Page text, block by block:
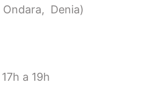
Ondara, Denia)
a 19h